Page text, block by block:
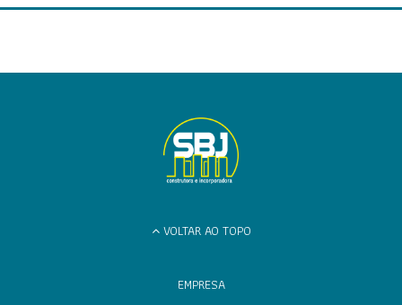
VOLTAR AO TOPO
EMPRESA